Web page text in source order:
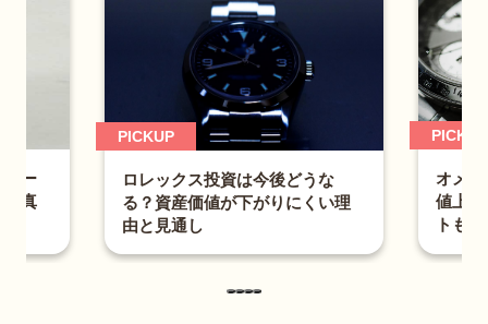
バー
の真
PICKUP
ロレックス投資は今後どうな
る？資産価値が下がりにくい理
由と見通し
PICKUP
オメ
値上
トも